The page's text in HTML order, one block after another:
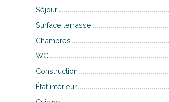
Séjour
Surface terrasse
Chambres
WC
Construction
État intérieur